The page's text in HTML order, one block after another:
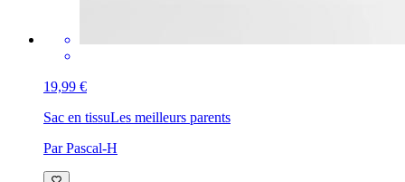
19,99 €
Sac en tissuLes meilleurs parents
Par Pascal-H